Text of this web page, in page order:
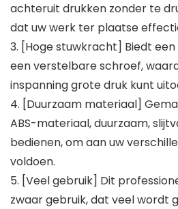
achteruit drukken zonder te
dat uw werk ter plaatse
3. [Hoge stuwkracht] Biedt
een verstelbare schroef,
inspanning grote druk kunt
4. [Duurzaam materiaal]
ABS-materiaal, duurzaam,
bedienen, om aan uw
voldoen.
5. [Veel gebruik] Dit
zwaar gebruik, dat veel wordt